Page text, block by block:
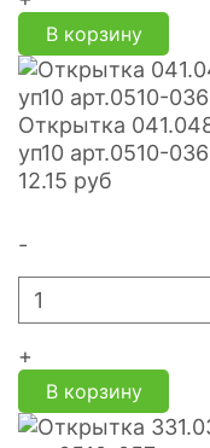
В корзину
Открытка
уп10 арт.0510-036
12.15 руб
-
+
В корзину